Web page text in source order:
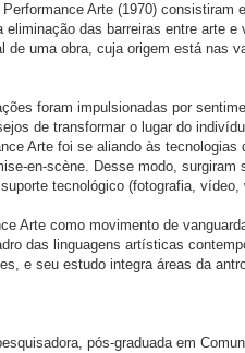
Arte (1970) consistiram
das barreiras entre arte
de uma obra, cuja origem está nas
foram impulsionadas por
de transformar o lugar do
Arte foi se aliando às tecnologias
en-scène. Desse modo, surgiram
tecnológico (fotografia, vídeo,
Arte como movimento de
das linguagens artísticas
e seu estudo integra áreas da
pós-graduada em